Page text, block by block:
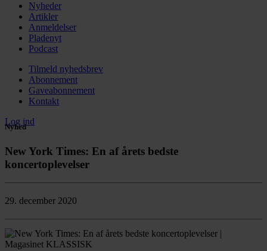
Nyheder
Artikler
Anmeldelser
Pladenyt
Podcast
Tilmeld nyhedsbrev
Abonnement
Gaveabonnement
Kontakt
Log ind
Nyhed
New York Times: En af årets bedste
koncertoplevelser
29. december 2020